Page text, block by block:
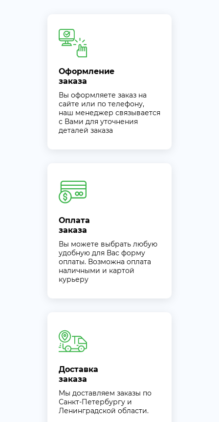
Оформление
заказа
Вы оформляете заказ на
сайте или по телефону,
наш менеджер связывается
с Вами для уточнения
деталей заказа
Оплата
заказа
Вы можете выбрать любую
удобную для Вас форму
оплаты. Возможна оплата
наличными и картой
курьеру
Доставка
заказа
Мы доставляем заказы по
Санкт-Петербургу и
Ленинградской области.